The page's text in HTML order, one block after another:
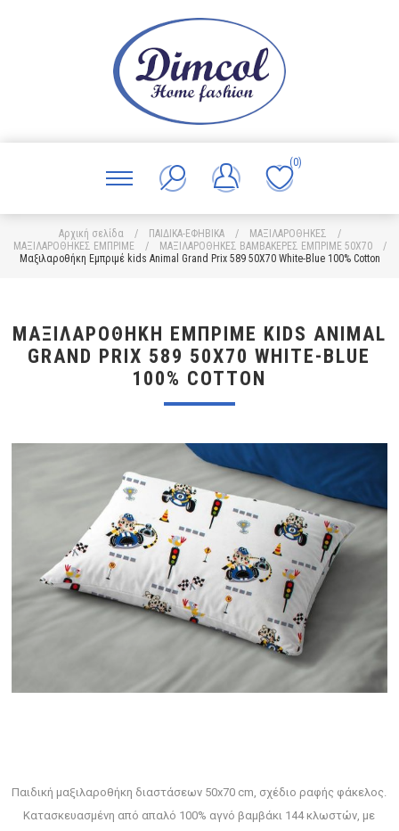
(0)
Αρχική σελίδα / ΠΑΙΔΙΚΑ-ΕΦΗΒΙΚΑ / ΜΑΞΙΛΑΡΟΘΗΚΕΣ
/
ΜΑΞΙΛΑΡΟΘΗΚΕΣ ΕΜΠΡΙΜΕ
/ ΜΑΞΙΛΑΡΟΘΗΚΕΣ ΒΑΜΒΑΚΕΡΕΣ ΕΜΠΡΙΜΕ 50X70
/
Μαξιλαροθήκη Εμπριμέ kids Animal Grand Prix 589 50X70 White-Blue 100% Cotton
ΜΑΞΙΛΑΡΟΘΉΚΗ ΕΜΠΡΙΜΈ KIDS ANIMAL
GRAND PRIX 589 50X70 WHITE-BLUE
100% COTTON
Παιδική μαξιλαροθήκη διαστάσεων 50x70 cm, σχέδιο ραφής φάκελος.
Κατασκευασμένη από απαλό 100% αγνό βαμβάκι 144 κλωστών, με